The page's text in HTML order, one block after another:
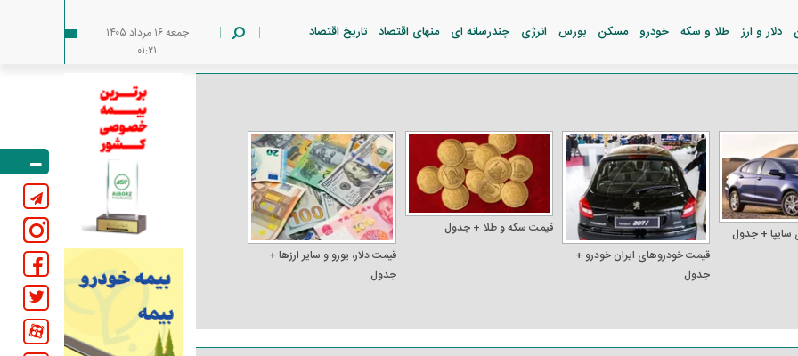
دلار و ارز طلا و سکه خودرو مسکن بورس انرژی چندرسانه ای منهای اقتصاد تاریخ اقتصاد
جمعه ۱۶ مرداد ۱۴۰۵
۰۱:۲۱
+ جدول
قیمت خودرو‌های ایران خودرو +
جدول
قیمت سکه و طلا + جدول
قیمت دلار، یورو و سایر ارز‌ها +
جدول